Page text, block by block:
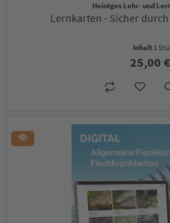
Heintges Lehr- und
Lernkarten - Sicher
Inhalt 1
25,00